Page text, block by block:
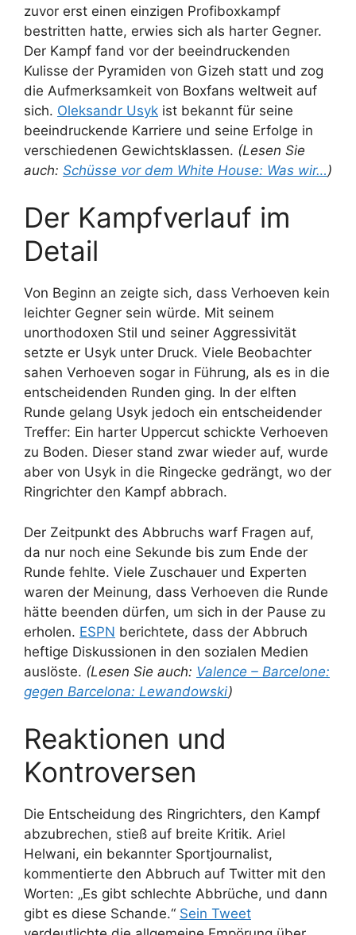
zuvor erst einen einzigen Profiboxkampf
bestritten hatte, erwies sich als harter Gegner.
Der Kampf fand vor der beeindruckenden
Kulisse der Pyramiden von Gizeh statt und zog
die Aufmerksamkeit von Boxfans weltweit auf
sich. Oleksandr Usyk ist bekannt für seine
beeindruckende Karriere und seine Erfolge in
verschiedenen Gewichtsklassen. (Lesen Sie
auch: Schüsse vor dem White House: Was wir…)
Der Kampfverlauf im
Detail
Von Beginn an zeigte sich, dass Verhoeven kein
leichter Gegner sein würde. Mit seinem
unorthodoxen Stil und seiner Aggressivität
setzte er Usyk unter Druck. Viele Beobachter
sahen Verhoeven sogar in Führung, als es in die
entscheidenden Runden ging. In der elften
Runde gelang Usyk jedoch ein entscheidender
Treffer: Ein harter Uppercut schickte Verhoeven
zu Boden. Dieser stand zwar wieder auf, wurde
aber von Usyk in die Ringecke gedrängt, wo der
Ringrichter den Kampf abbrach.
Der Zeitpunkt des Abbruchs warf Fragen auf,
da nur noch eine Sekunde bis zum Ende der
Runde fehlte. Viele Zuschauer und Experten
waren der Meinung, dass Verhoeven die Runde
hätte beenden dürfen, um sich in der Pause zu
erholen. ESPN berichtete, dass der Abbruch
heftige Diskussionen in den sozialen Medien
auslöste. (Lesen Sie auch: Valence – Barcelone:
gegen Barcelona: Lewandowski)
Reaktionen und
Kontroversen
Die Entscheidung des Ringrichters, den Kampf
abzubrechen, stieß auf breite Kritik. Ariel
Helwani, ein bekannter Sportjournalist,
kommentierte den Abbruch auf Twitter mit den
Worten: „Es gibt schlechte Abbrüche, und dann
gibt es diese Schande.“ Sein Tweet